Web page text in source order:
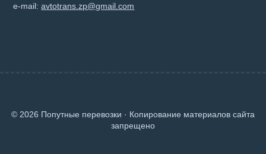
e-mail:avtotrans.zp@gmail.com
© 2026 Попутные перевозки · Копирование материалов сайта
запрещено